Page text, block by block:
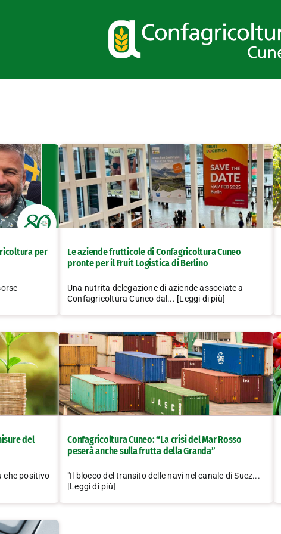
per
Le aziende frutticole di Confagricoltura Cuneo
pronte per il Fruit Logistica di Berlino
Una nutrita delegazione di aziende associate a
Confagricoltura Cuneo dal... [Leggi di più]
del
che positivo
Confagricoltura Cuneo: “La crisi del Mar Rosso
peserà anche sulla frutta della Granda”
"Il blocco del transito delle navi nel canale di Suez...
[Leggi di più]